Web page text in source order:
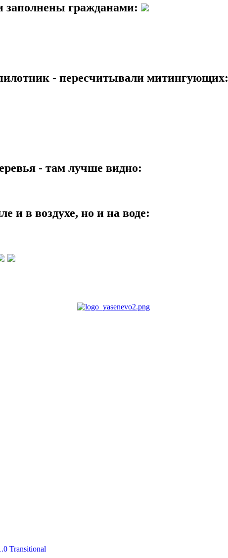
гражданами:
- пересчитывали митингующих:
- там лучше видно:
и в воздухе, но и на воде: